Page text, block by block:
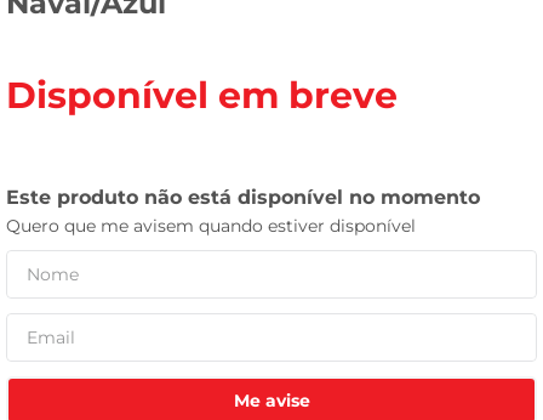
Disponível em breve
Me avise
cerveja
leite
celular